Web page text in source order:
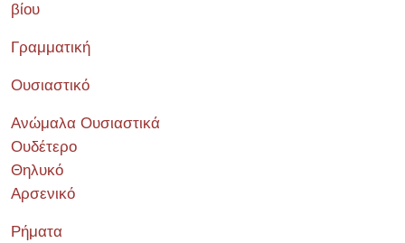
βίου
Γραμματική
Ουσιαστικό
Ανώμαλα Ουσιαστικά
Ουδέτερο
Θηλυκό
Αρσενικό
Ρήματα